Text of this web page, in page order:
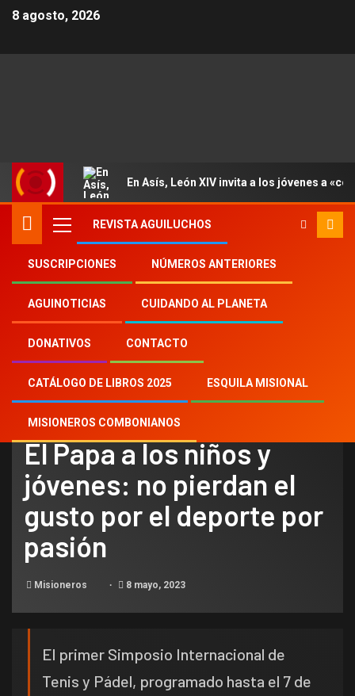
8 agosto, 2026
En Asís, León XIV invita a los jóvenes a
REVISTA AGUILUCHOS
SUSCRIPCIONES NÚMEROS ANTERIORES
AGUINOTICIAS CUIDANDO AL PLANETA
DONATIVOS CONTACTO
CATÁLOGO DE LIBROS 2025 ESQUILA MISIONAL
MISIONEROS COMBONIANOS
Inicio 2023
8
El Papa a los niños y jóvenes: no pierdan el
gusto por el deporte por pasión
NOTICIAS
El Papa a los niños y
jóvenes: no pierdan el
gusto por el deporte por
pasión
Misioneros 8 mayo, 2023
El primer Simposio Internacional de
Tenis y Pádel, programado hasta el 7 de